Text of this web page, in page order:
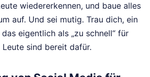
wiedererkennen, und baue alles
auf. Und sei mutig. Trau dich, ein
eigentlich als „zu schnell“ für
sind bereit dafür.